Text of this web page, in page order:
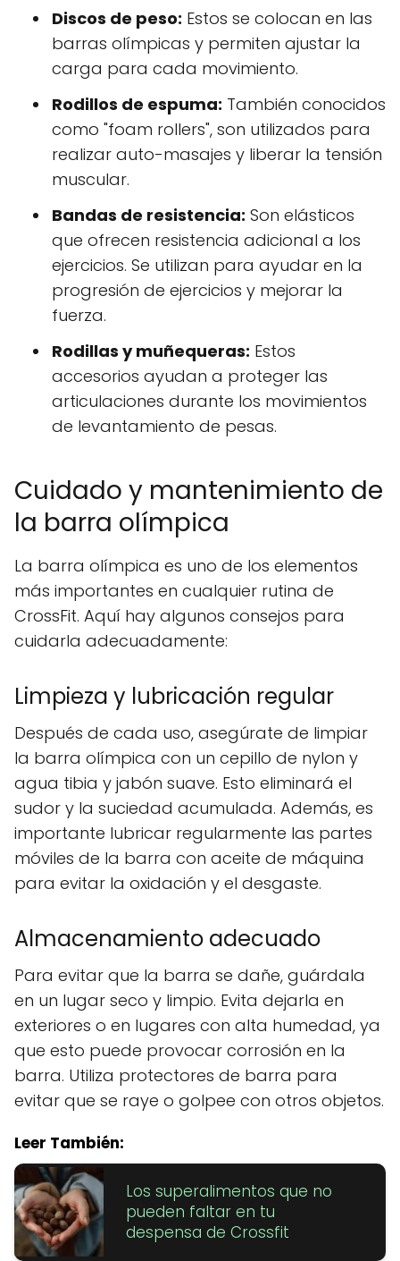
Discos de peso: Estos se colocan en las
barras olímpicas y permiten ajustar la
carga para cada movimiento.
Rodillos de espuma: También conocidos
como "foam rollers", son utilizados para
realizar auto-masajes y liberar la tensión
muscular.
Bandas de resistencia: Son elásticos
que ofrecen resistencia adicional a los
ejercicios. Se utilizan para ayudar en la
progresión de ejercicios y mejorar la
fuerza.
Rodillas y muñequeras: Estos
accesorios ayudan a proteger las
articulaciones durante los movimientos
de levantamiento de pesas.
Cuidado y mantenimiento de
la barra olímpica
La barra olímpica es uno de los elementos
más importantes en cualquier rutina de
CrossFit. Aquí hay algunos consejos para
cuidarla adecuadamente:
Limpieza y lubricación regular
Después de cada uso, asegúrate de limpiar
la barra olímpica con un cepillo de nylon y
agua tibia y jabón suave. Esto eliminará el
sudor y la suciedad acumulada. Además, es
importante lubricar regularmente las partes
móviles de la barra con aceite de máquina
para evitar la oxidación y el desgaste.
Almacenamiento adecuado
Para evitar que la barra se dañe, guárdala
en un lugar seco y limpio. Evita dejarla en
exteriores o en lugares con alta humedad, ya
que esto puede provocar corrosión en la
barra. Utiliza protectores de barra para
evitar que se raye o golpee con otros objetos.
Leer También:
Los superalimentos que no
pueden faltar en tu
despensa de Crossfit